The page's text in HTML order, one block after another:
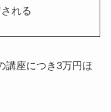
れる
講座につき3万円ほ